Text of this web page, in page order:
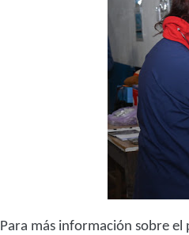
Para más información sobre